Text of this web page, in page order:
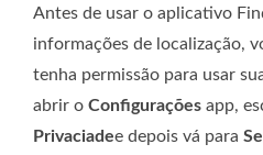
Antes de usar o aplicativo
informações de localização,
tenha permissão para usar
abrir o Configurações app,
Privaciadee depois vá para